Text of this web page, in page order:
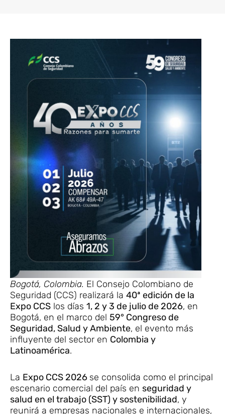
Bogotá, Colombia. El Consejo Colombiano de
Seguridad (CCS) realizará la 40ª edición de la
Expo CCS los días 1, 2 y 3 de julio de 2026, en
Bogotá, en el marco del 59° Congreso de
Seguridad, Salud y Ambiente, el evento más
influyente del sector en Colombia y
Latinoamérica.
La Expo CCS 2026 se consolida como el principal
escenario comercial del país en seguridad y
salud en el trabajo (SST) y sostenibilidad, y
reunirá a empresas nacionales e internacionales,